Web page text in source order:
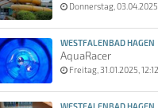
Donnerstag,
WESTFALENBAD HAGEN
AquaRacer
Freitag, 31.01.2025,